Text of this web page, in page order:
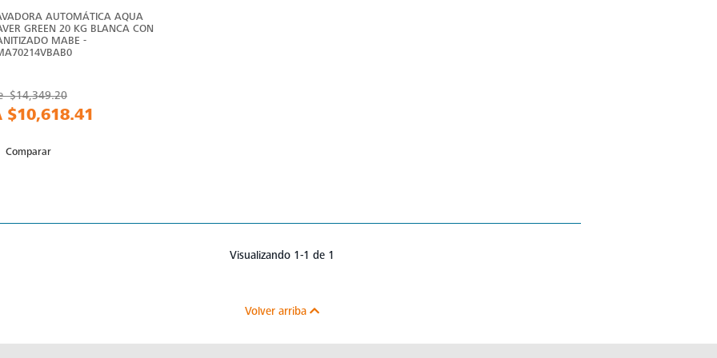
AUTOMÁTICA AQUA
GREEN 20 KG BLANCA CON
MABE -
$14,349.20
$10,618.41
Comparar
Visualizando 1-1 de 1
Volver arriba